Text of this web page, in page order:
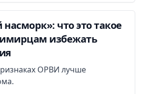
что это такое
избежать
ОРВИ лучше